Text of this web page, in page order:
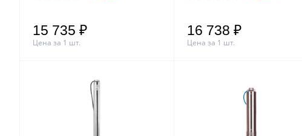
15 735 ₽
Цена за 1 шт.
16 738 ₽
Цена за 1 шт.